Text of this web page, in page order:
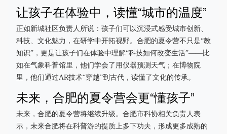
让孩子在体验中，读懂“城市的温度”
正如新城社区负责人所说：孩子们可以沉浸式感受城市创新、
科技、文化魅力，在研学中开拓视野。合肥的夏令营不只是“教
知识”，更是让孩子们在体验中理解“科技如何改变生活”——比
如在气象科普馆里，他们学会了用仪器预测天气；在博物院
里，他们通过AR技术“穿越”到古代，读懂了文化的传承。
未来，合肥的夏令营会更“懂孩子”
未来，合肥的夏令营将继续升级。合肥市科协相关负责人表
示，未来合肥将在科普游的提质上多下功夫，形成更多成熟的